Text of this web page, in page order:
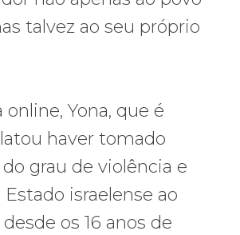
talvez ao seu próprio
online, Yona, que é
haver tomado
grau de violência e
israelense ao
os 16 anos de